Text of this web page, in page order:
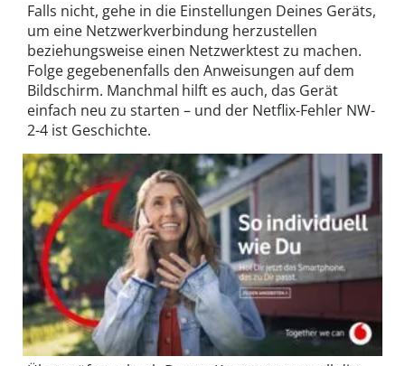
Falls nicht, gehe in die Einstellungen Deines Geräts,
um eine Netzwerkverbindung herzustellen
beziehungsweise einen Netzwerktest zu machen.
Folge gegebenenfalls den Anweisungen auf dem
Bildschirm. Manchmal hilft es auch, das Gerät
einfach neu zu starten – und der Netflix-Fehler NW-
2-4 ist Geschichte.